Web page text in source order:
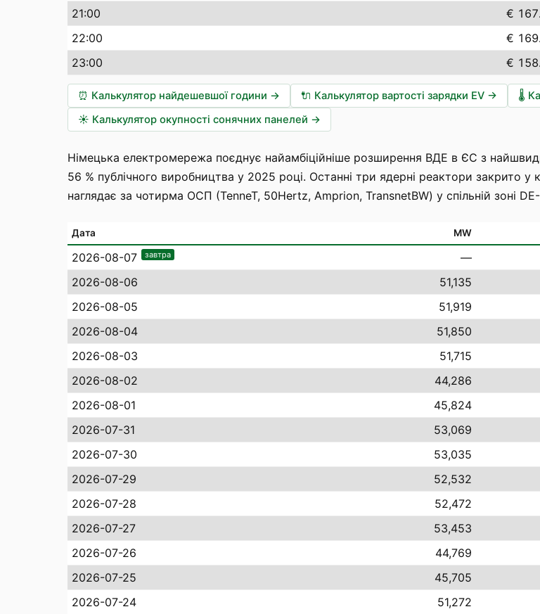
21:00
€
22:00
€
23:00
€
⏰ Калькулятор найдешевшої години → 🔌 Калькулятор вартості зарядки EV → 🌡️
☀️ Калькулятор окупності сонячних панелей →
Німецька електромережа поєднує найамбіційніше розширення ВДЕ в ЄС з
56 % публічного виробництва у 2025 році. Останні три ядерні реактори закрито у
наглядає за чотирма ОСП (TenneT, 50Hertz, Amprion, TransnetBW) у спільній зоні
Дата MW
2026-08-07 завтра —
2026-08-06
51,135
2026-08-05
51,919
2026-08-04
51,850
2026-08-03
51,715
2026-08-02
44,286
2026-08-01
45,824
2026-07-31
53,069
2026-07-30
53,035
2026-07-29
52,532
2026-07-28
52,472
2026-07-27
53,453
2026-07-26
44,769
2026-07-25
45,705
2026-07-24
51,272